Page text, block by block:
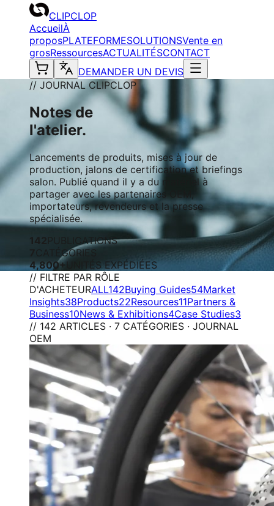
CLIPCLOP
AccueilÀ
proposPLATEFORMESOLUTIONSVente en
grosRessourcesACTUALITÉSCONTACT
DEMANDER UN DEVIS
// JOURNAL CLIPCLOP
Notes de
l'atelier.
Lancements de produits, mises à jour de
production, jalons de certification et briefings
salon. Publié quand il y a du matériel à
partager avec les partenaires OEM,
importateurs, revendeurs et la presse
spécialisée.
142
PUBLICATIONS
CATÉGORIES
4,800+UNITÉS EXPÉDIÉES
// FILTRE PAR RÔLE
D'ACHETEURALL142Buying Guides54Market
Insights38Products22Resources11Partners &
Business10News & Exhibitions4Case Studies3
// 142 ARTICLES · 7 CATÉGORIES · JOURNAL
OEM